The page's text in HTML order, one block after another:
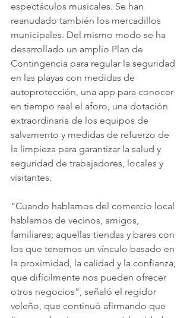
espectáculos musicales. Se han
reanudado también los mercadillos
municipales. Del mismo modo se ha
desarrollado un amplio Plan de
Contingencia para regular la seguridad
en las playas con medidas de
autoprotección, una app para conocer
en tiempo real el aforo, una dotación
extraordinaria de los equipos de
salvamento y medidas de refuerzo de
la limpieza para garantizar la salud y
seguridad de trabajadores, locales y
visitantes.
“Cuando hablamos del comercio local
hablamos de vecinos, amigos,
familiares; aquellas tiendas y bares con
los que tenemos un vínculo basado en
la proximidad, la calidad y la confianza,
que difícilmente nos pueden ofrecer
otros negocios”, señaló el regidor
veleño, que continuó afirmando que